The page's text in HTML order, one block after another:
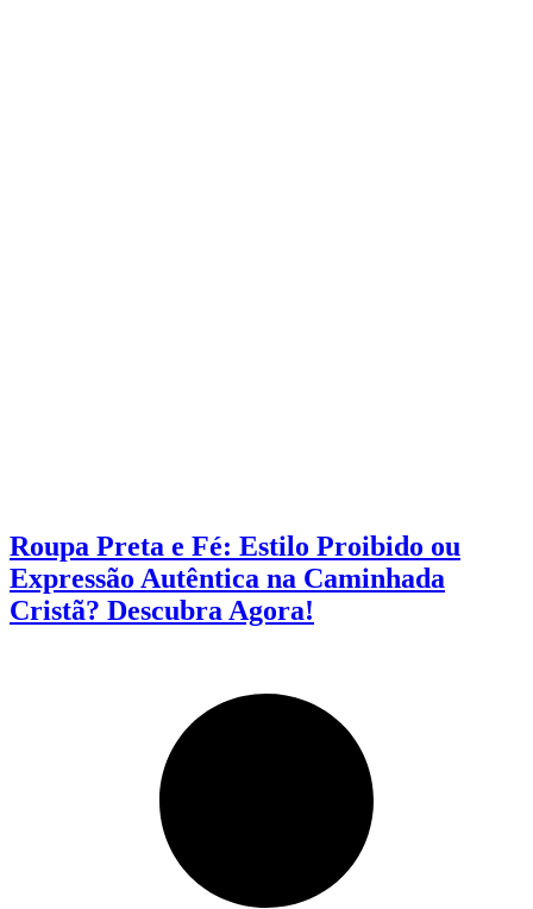
Roupa Preta e Fé: Estilo Proibido ou
Expressão Autêntica na Caminhada
Cristã? Descubra Agora!